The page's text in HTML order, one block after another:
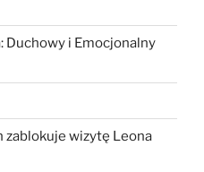
Duchowy i Emocjonalny
zablokuje wizytę Leona